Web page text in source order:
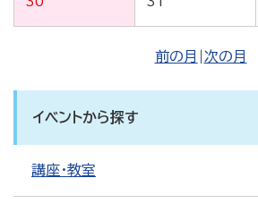
前の月 次の月
イベントから探す
講座・教室